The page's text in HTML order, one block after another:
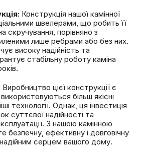
Конструкція нашої камінної
швелерами, що робить її
скручування, порівняно з
лише ребрами або без них.
високу надійність та
стабільну роботу каміна
Виробництво цієї конструкції є
більш якісні
технології. Однак, ця інвестиція
суттєвої надійності та
З нашою камінною
безпечну, ефективну і довговічну
серцем вашого дому.